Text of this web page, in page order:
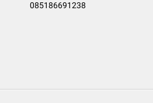
085186691238